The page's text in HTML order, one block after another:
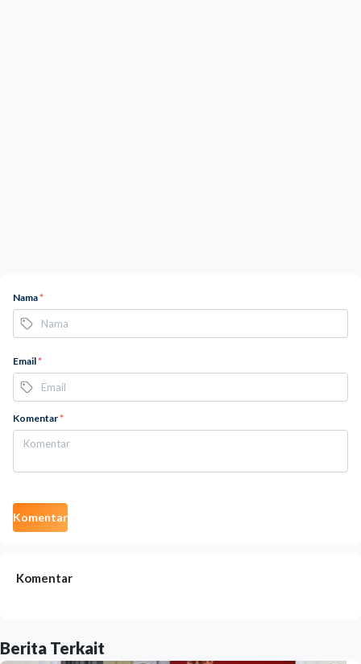
Nama*
Email*
Komentar*
Komentar
Komentar
Berita Terkait